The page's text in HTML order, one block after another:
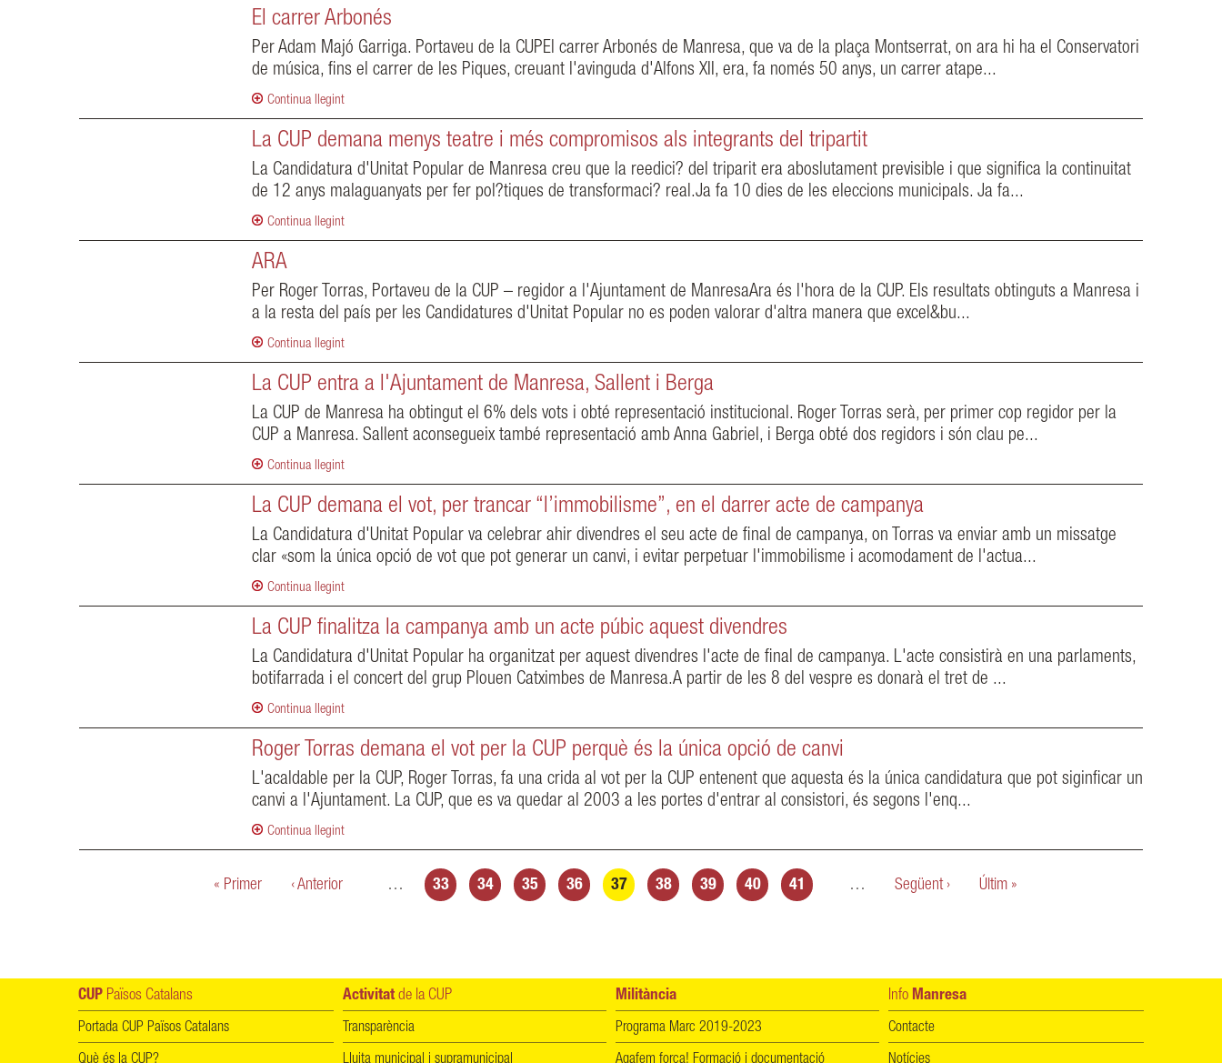
El carrer Arbonés
Per Adam Majó Garriga. Portaveu de la CUPEl carrer Arbonés de Manresa, que va de la plaça Montserrat, on ara hi ha el Conservatori
de música, fins el carrer de les Piques, creuant l'avinguda d'Alfons XII, era, fa només 50 anys, un carrer atape...
Continua llegint
La CUP demana menys teatre i més compromisos als integrants del tripartit
La Candidatura d'Unitat Popular de Manresa creu que la reedici? del triparit era aboslutament previsible i que significa la continuitat
de 12 anys malaguanyats per fer pol?tiques de transformaci? real.Ja fa 10 dies de les eleccions municipals. Ja fa...
Continua llegint
ARA
Per Roger Torras, Portaveu de la CUP – regidor a l'Ajuntament de ManresaAra és l'hora de la CUP. Els resultats obtinguts a Manresa i
a la resta del país per les Candidatures d'Unitat Popular no es poden valorar d'altra manera que excel&bu...
Continua llegint
La CUP entra a l'Ajuntament de Manresa, Sallent i Berga
La CUP de Manresa ha obtingut el 6% dels vots i obté representació institucional. Roger Torras serà, per primer cop regidor per la
CUP a Manresa. Sallent aconsegueix també representació amb Anna Gabriel, i Berga obté dos regidors i són clau pe...
Continua llegint
La CUP demana el vot, per trancar “l’immobilisme”, en el darrer acte de campanya
La Candidatura d'Unitat Popular va celebrar ahir divendres el seu acte de final de campanya, on Torras va enviar amb un missatge
clar «som la única opció de vot que pot generar un canvi, i evitar perpetuar l'immobilisme i acomodament de l'actua...
Continua llegint
La CUP finalitza la campanya amb un acte púbic aquest divendres
La Candidatura d'Unitat Popular ha organitzat per aquest divendres l'acte de final de campanya. L'acte consistirà en una parlaments,
botifarrada i el concert del grup Plouen Catximbes de Manresa.A partir de les 8 del vespre es donarà el tret de ...
Continua llegint
Roger Torras demana el vot per la CUP perquè és la única opció de canvi
L'acaldable per la CUP, Roger Torras, fa una crida al vot per la CUP entenent que aquesta és la única candidatura que pot siginficar un
canvi a l'Ajuntament. La CUP, que es va quedar al 2003 a les portes d'entrar al consistori, és segons l'enq...
Continua llegint
« Primer ‹ Anterior … 33 34 35 36 37 38 39 40 41 … Següent › Últim »
CUP Països Catalans
Portada CUP Països Catalans
Què és la CUP?
Activitat de la CUP
Transparència
Lluita municipal i supramunicipal
Militància
Programa Marc 2019-2023
Agafem força! Formació i documentació
Info Manresa
Contacte
Notícies